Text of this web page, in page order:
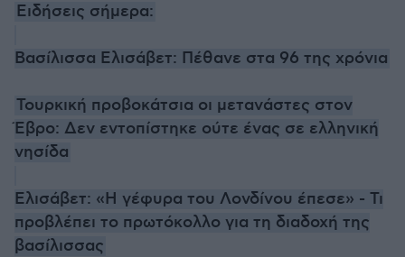
Ειδήσεις σήμερα:
Βασίλισσα Ελισάβετ: Πέθανε στα 96 της χρόνια
Τουρκική προβοκάτσια οι μετανάστες στον
Έβρο: Δεν εντοπίστηκε ούτε ένας σε ελληνική
νησίδα
Ελισάβετ: «Η γέφυρα του Λονδίνου έπεσε» - Τι
προβλέπει το πρωτόκολλο για τη διαδοχή της
βασίλισσας